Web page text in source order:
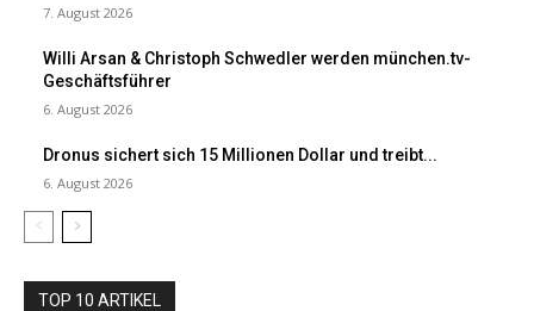
7. August 2026
Willi Arsan & Christoph Schwedler werden münchen.tv-
Geschäftsführer
6. August 2026
Dronus sichert sich 15 Millionen Dollar und treibt...
6. August 2026
TOP 10 ARTIKEL